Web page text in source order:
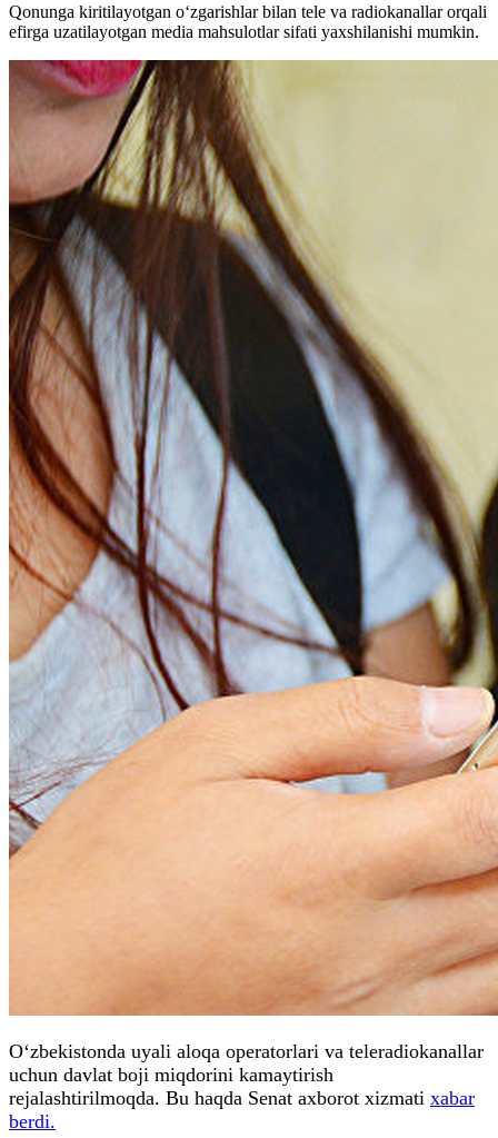
Qonunga kiritilayotgan o‘zgarishlar bilan tele va radiokanallar orqali
efirga uzatilayotgan media mahsulotlar sifati yaxshilanishi mumkin.
O‘zbekistonda uyali aloqa operatorlari va teleradiokanallar
uchun davlat boji miqdorini kamaytirish
rejalashtirilmoqda. Bu haqda Senat axborot xizmati xabar
berdi.